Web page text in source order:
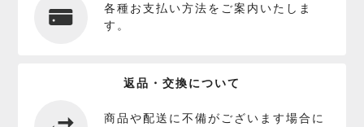
各種お支払い方法をご案内いたしま
す。
返品・交換について
商品や配送に不備がございます場合に